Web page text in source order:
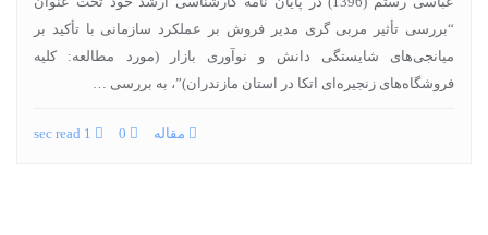
“بررسی تأثیر مربی گری مدیر فروش بر عملکرد سازمانی با تأکید بر
میانجی‌‏های شایستگی دانش و نوآوری بازار (مورد مطالعه: کلیه
فروشگاه‌‏های زنجیره‏‌ای اتکا در استان مازندران)”، به بررسی …
مقاله